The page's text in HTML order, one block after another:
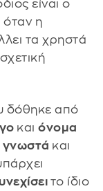
είναι ο
όταν η
τα χρηστά
δόθηκε από
και όνομα
γνωστά και
το ίδιο